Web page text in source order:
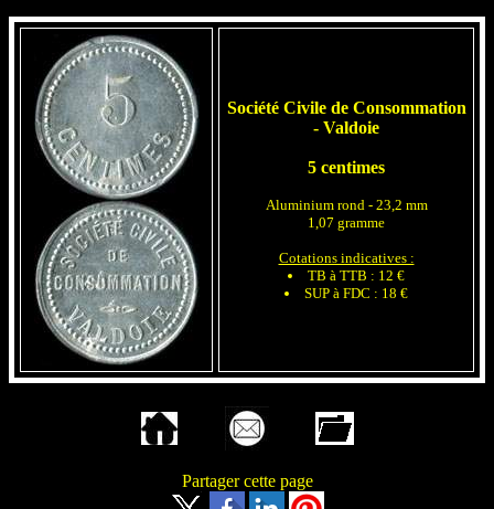
Société Civile de Consommation
- Valdoie
5 centimes
Aluminium rond - 23,2 mm
1,07 gramme
Cotations indicatives :
TB à TTB : 12 €
SUP à FDC : 18 €
Partager cette page